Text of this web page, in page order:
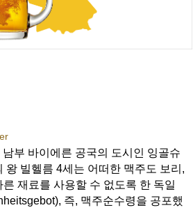
부 바이에른 공국의 도시인 잉골슈
왕 빌헬름 4세는 어떠한 맥주도 보리,
재료를 사용할 수 없도록 한 독일
즉, 맥주순수령을 공포했